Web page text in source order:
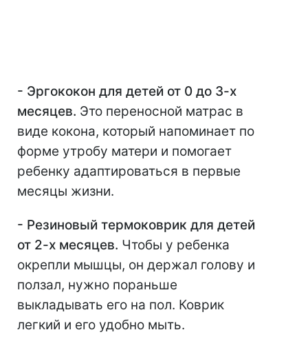
- Эргококон для детей от 0 до 3-х
месяцев. Это переносной матрас в
виде кокона, который напоминает по
форме утробу матери и помогает
ребенку адаптироваться в первые
месяцы жизни.
- Резиновый термоковрик для детей
от 2-х месяцев. Чтобы у ребенка
окрепли мышцы, он держал голову и
ползал, нужно пораньше
выкладывать его на пол. Коврик
легкий и его удобно мыть.